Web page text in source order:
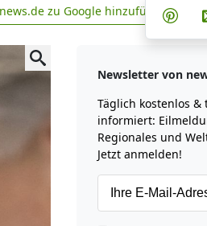
news.de zu Google
news.de zu Google hinzufügen
Newsletter von
Täglich kostenlos &
informiert:
Regionales und
Jetzt anmelden!